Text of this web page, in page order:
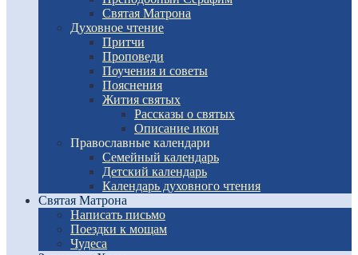
Святая Матрона
Духовное чтение
Притчи
Проповеди
Поучения и советы
Пояснения
Жития святых
Рассказы о святых
Описание икон
Православные календари
Семейный календарь
Детский календарь
Календарь духовного чтения
Святая Матрона
Написать письмо
Поездки к мощам
Чудеса